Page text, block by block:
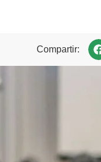
Compartir: